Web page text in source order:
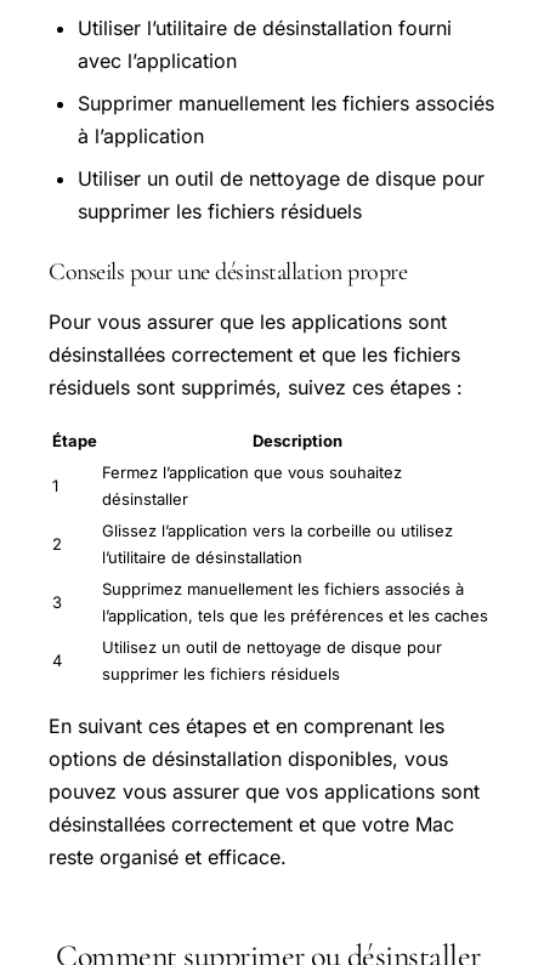
Utiliser l’utilitaire de désinstallation fourni
avec l’application
Supprimer manuellement les fichiers associés
à l’application
Utiliser un outil de nettoyage de disque pour
supprimer les fichiers résiduels
Conseils pour une désinstallation propre
Pour vous assurer que les applications sont
désinstallées correctement et que les fichiers
résiduels sont supprimés, suivez ces étapes :
Étape Description
1
Fermez l’application que vous souhaitez
désinstaller
2
Glissez l’application vers la corbeille ou utilisez
l’utilitaire de désinstallation
3
Supprimez manuellement les fichiers associés à
l’application, tels que les préférences et les caches
4
Utilisez un outil de nettoyage de disque pour
supprimer les fichiers résiduels
En suivant ces étapes et en comprenant les
options de désinstallation disponibles, vous
pouvez vous assurer que vos applications sont
désinstallées correctement et que votre Mac
reste organisé et efficace.
Comment supprimer ou désinstaller